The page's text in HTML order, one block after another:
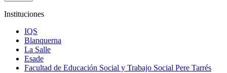
Instituciones
IQS
Blanquerna
La Salle
Esade
Facultad de Educación Social y Trabajo Social Pere Tarrés